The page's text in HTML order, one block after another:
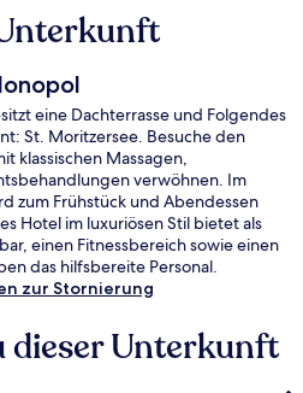
eine Dachterrasse und Folgendes
St. Moritzersee. Besuche den
klassischen Massagen,
verwöhnen. Im
zum Frühstück und Abendessen
Hotel im luxuriösen Stil bietet als
einen Fitnessbereich sowie einen
das hilfsbereite Personal.
zur Stornierung
dieser Unterkunft